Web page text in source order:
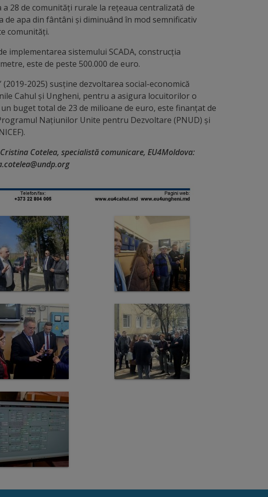
28 de comunități rurale la rețeaua centralizată de
de apa din fântâni și diminuând în mod semnificativ
comunități.
implementarea sistemului SCADA, construcția
este de peste 500.000 de euro.
2025) susține dezvoltarea social-economică
Cahul și Ungheni, pentru a asigura locuitorilor o
buget total de 23 de milioane de euro, este finanțat de
Națiunilor Unite pentru Dezvoltare (PNUD) și
Cotelea, specialistă comunicare, EU4Moldova: